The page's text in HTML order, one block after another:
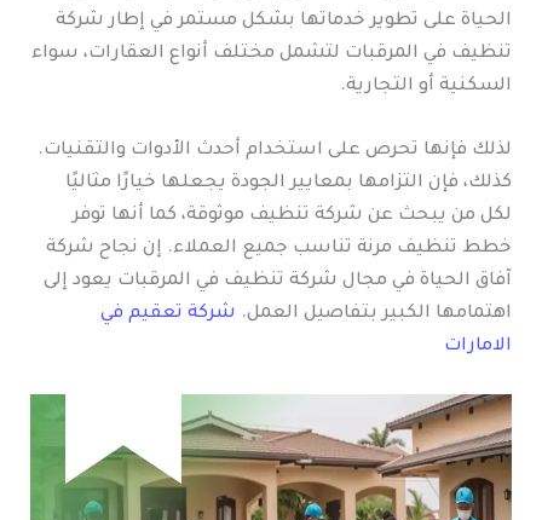
الحياة على تطوير خدماتها بشكل مستمر في إطار شركة
تنظيف في المرقبات لتشمل مختلف أنواع العقارات، سواء
السكنية أو التجارية.
لذلك فإنها تحرص على استخدام أحدث الأدوات والتقنيات.
كذلك، فإن التزامها بمعايير الجودة يجعلها خيارًا مثاليًا
لكل من يبحث عن شركة تنظيف موثوقة، كما أنها توفر
خطط تنظيف مرنة تناسب جميع العملاء. إن نجاح شركة
آفاق الحياة في مجال شركة تنظيف في المرقبات يعود إلى
اهتمامها الكبير بتفاصيل العمل. شركة تعقيم في
الامارات